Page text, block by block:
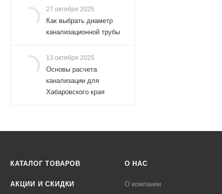
27 октября 2025
Как выбрать диаметр
канализационной трубы
13 октября 2025
Основы расчета
канализации для
Хабаровского края
КАТАЛОГ ТОВАРОВ
АКЦИИ И СКИДКИ
О НАС
О компании